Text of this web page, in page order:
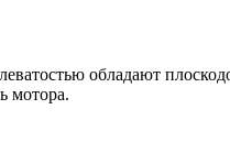
обладают
мотора.